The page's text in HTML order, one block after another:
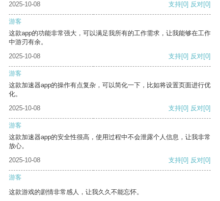
2025-10-08 支持[0] 反对[0]
游客
这款app的功能非常强大，可以满足我所有的工作需求，让我能够在工作
中游刃有余。
2025-10-08
支持[0] 反对[0]
游客
这款加速器app的操作有点复杂，可以简化一下，比如将设置页面进行优
化。
2025-10-08
支持[0] 反对[0]
游客
这款加速器app的安全性很高，使用过程中不会泄露个人信息，让我非常
放心。
2025-10-08
支持[0] 反对[0]
游客
这款游戏的剧情非常感人，让我久久不能忘怀。